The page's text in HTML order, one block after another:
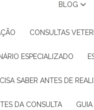
BLOG
CONSULTAS
ESPECIALIZADO
SABER ANTES DE
DA CONSULTA